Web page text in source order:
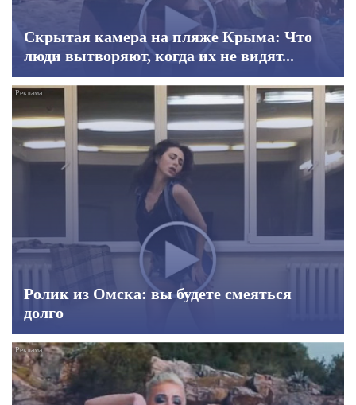
Скрытая камера на пляже Крыма: Что
люди вытворяют, когда их не видят...
Ролик из Омска: вы будете смеяться
долго